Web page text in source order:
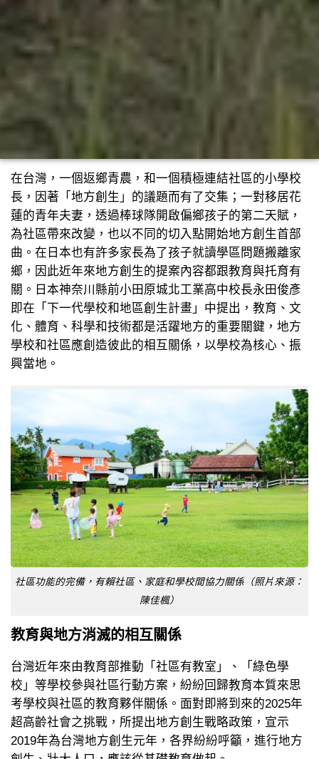
在台灣，一個返鄉青農，和一個積極連結社區的小學校
長，因著「地方創生」的議題而有了交集；一對移居花
蓮的青年夫妻，透過棒球隊開啟偏鄉孩子的第二天賦，
為社區帶來改變，也以不同的切入點開始地方創生首部
曲。在日本也有許多家長為了孩子就讀學區問題搬離家
鄉，因此近年來地方創生的提案內容都跟教育與托育有
關。日本神奈川縣前小田原城北工業高中校長永田俊彥
即在「下一代學校和地區創生計畫」中提出，教育、文
化、體育、科學和技術都是活躍地方的重要關鍵，地方
學校和社區應創造彼此的相互關係，以學校為核心、振
興當地。
社區功能的完備，有賴社區、家庭和學校間協力關係（照片來源：
陳佳楓）
教育與地方消滅的相互關係
台灣近年來由教育部推動「社區有教室」、「綠色學
校」等學校參與社區行動方案，紛紛回歸教育本質來思
考學校與社區的教育夥伴關係。面對即將到來的2025年
超高齡社會之挑戰，所提出地方創生戰略政策，宣示
2019年為台灣地方創生元年，各界紛紛呼籲，進行地方